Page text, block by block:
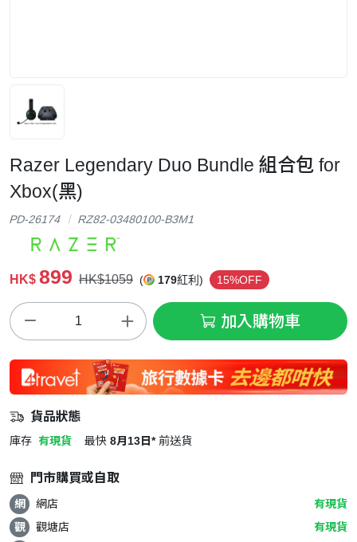
Razer Legendary Duo Bundle 組合包 for
Xbox(黑)
PD-26174 RZ82-03480100-B3M1
HK$ 899 HK$1059 ( 179紅利) 15%OFF
加入購物車
貨品狀態
庫存 有現貨 最快 8月13日* 前送貨
門市購買或自取
網 網店
有現貨
觀
觀塘店
有現貨